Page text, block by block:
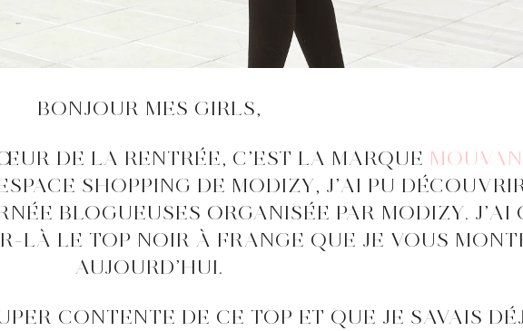
BONJOUR MES GIRLS,
DE LA RENTRÉE, C’EST LA MARQUE
SHOPPING DE MODIZY, J’AI PU
BLOGUEUSES ORGANISÉE PAR MODIZY. J’AI
LÀ LE TOP NOIR À FRANGE QUE JE VOUS
AUJOURD’HUI.
CONTENTE DE CE TOP ET QUE JE SAVAIS